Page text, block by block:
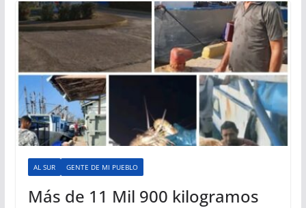
AL SUR GENTE DE MI PUEBLO
Más de 11 Mil 900 kilogramos